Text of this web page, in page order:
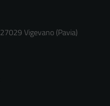
Vigevano (Pavia)